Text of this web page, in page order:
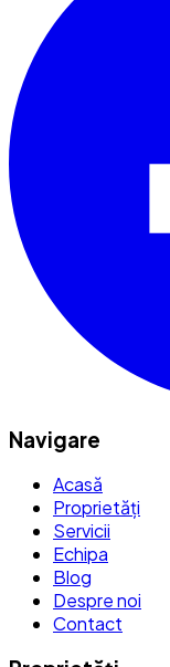
Navigare
Acasă
Proprietăți
Servicii
Echipa
Blog
Despre noi
Contact